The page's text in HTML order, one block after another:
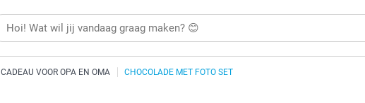
CADEAU VOOR OPA EN OMA CHOCOLADE MET FOTO SET